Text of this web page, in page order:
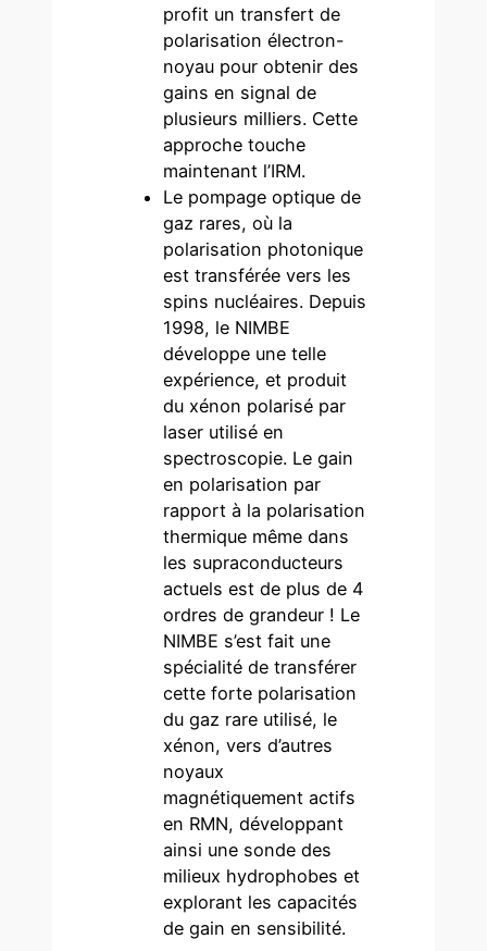
profit un transfert de
polarisation électron-
noyau pour obtenir des
gains en signal de
plusieurs milliers. Cette
approche touche
maintenant l’IRM.
Le pompage optique de
gaz rares, où la
polarisation photonique
est transférée vers les
spins nucléaires. Depuis
1998, le NIMBE
développe une telle
expérience, et produit
du xénon polarisé par
laser utilisé en
spectroscopie. Le gain
en polarisation par
rapport à la polarisation
thermique même dans
les supraconducteurs
actuels est de plus de 4
ordres de grandeur ! Le
NIMBE s’est fait une
spécialité de transférer
cette forte polarisation
du gaz rare utilisé, le
xénon, vers d’autres
noyaux
magnétiquement actifs
en RMN, développant
ainsi une sonde des
milieux hydrophobes et
explorant les capacités
de gain en sensibilité.